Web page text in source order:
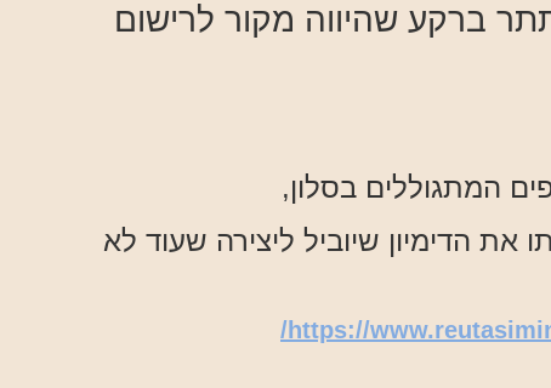
ברקע שהיווה מקור לרישום
המתגוללים בסלון,
את הדימיון שיוביל ליצירה שעוד לא
https://